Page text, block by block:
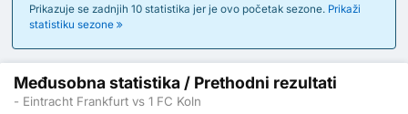
Prikazuje se zadnjih 10 statistika jer je ovo početak sezone. Prikaži
statistiku sezone
Međusobna statistika / Prethodni rezultati
- Eintracht Frankfurt vs 1 FC Koln